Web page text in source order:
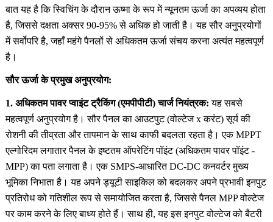
बात यह है कि स्विचिंग के दौरान ऊष्मा के रूप में न्यूनतम ऊर्जा का अपव्यय होता
है, जिससे दक्षता अक्सर 90-95% से अधिक हो जाती है। यह सौर अनुप्रयोगों
में सर्वोपरि है, जहाँ महंगे पैनलों से अधिकतम ऊर्जा संचय करना अत्यंत महत्वपूर्ण
है।
सौर ऊर्जा के प्रमुख अनुप्रयोग:
1. अधिकतम पावर प्वाइंट ट्रैकिंग (एमपीपीटी) चार्ज नियंत्रक: यह सबसे
महत्वपूर्ण अनुप्रयोग है। सौर पैनल का आउटपुट (वोल्टेज x करंट) सूर्य की
रोशनी की तीव्रता और तापमान के साथ काफी बदलता रहता है। एक MPPT
एल्गोरिदम लगातार पैनल के इष्टतम ऑपरेटिंग पॉइंट (अधिकतम पावर पॉइंट -
MPP) का पता लगाता है। एक SMPS-आधारित DC-DC कनवर्टर मुख्य
भूमिका निभाता है। यह अपने ड्यूटी साइकिल को बदलकर अपने प्रभावी इनपुट
प्रतिरोध को गतिशील रूप से समायोजित करता है, जिससे पैनल MPP वोल्टेज
पर काम करने के लिए बाध्य होते हैं। साथ ही, यह इस इनपुट वोल्टेज को बैटरी